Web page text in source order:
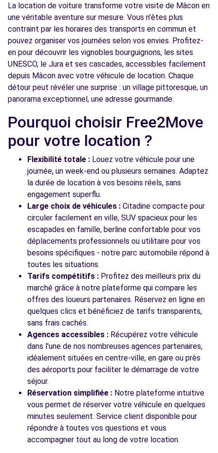
Free2Move Rent - FABRICE MICHEL
AUTOMOBILE - BOZ (C)
13.5
km
ROUTE DE LA GRANDE CHARRIERE
BOZ, 01190
Free2Move Rent - ESPACE AUTO GUICHARD
RICHONNIER EAGR - PERREX (C)
km
ROUTE DE MEZERIAT
Voir l'agence
Voir toutes les agences
La location de voiture transforme votre visite de Mâcon en
une véritable aventure sur mesure. Vous n'êtes plus
contraint par les horaires des transports en commun et
pouvez organiser vos journées selon vos envies. Profitez-
en pour découvrir les vignobles bourguignons, les sites
UNESCO, le Jura et ses cascades, accessibles facilement
depuis Mâcon avec votre véhicule de location. Chaque
détour peut révéler une surprise : un village pittoresque, un
panorama exceptionnel, une adresse gourmande.
Pourquoi choisir Free2Move
pour votre location ?
Flexibilité totale : Louez votre véhicule pour une
journée, un week-end ou plusieurs semaines. Adaptez
la durée de location à vos besoins réels, sans
engagement superflu.
Large choix de véhicules : Citadine compacte pour
circuler facilement en ville, SUV spacieux pour les
escapades en famille, berline confortable pour vos
déplacements professionnels ou utilitaire pour vos
besoins spécifiques - notre parc automobile répond à
toutes les situations.
Tarifs compétitifs : Profitez des meilleurs prix du
marché grâce à notre plateforme qui compare les
offres des loueurs partenaires. Réservez en ligne en
quelques clics et bénéficiez de tarifs transparents,
sans frais cachés.
Agences accessibles : Récupérez votre véhicule
dans l'une de nos nombreuses agences partenaires,
idéalement situées en centre-ville, en gare ou près
des aéroports pour faciliter le démarrage de votre
séjour.
Réservation simplifiée : Notre plateforme intuitive
vous permet de réserver votre véhicule en quelques
minutes seulement. Service client disponible pour
répondre à toutes vos questions et vous
accompagner tout au long de votre location.